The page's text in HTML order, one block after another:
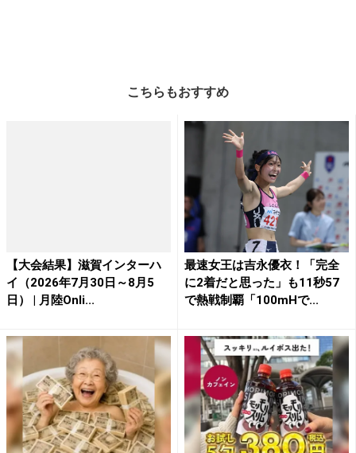
こちらもおすすめ
【大会結果】滋賀インターハ
イ（2026年7月30日～8月5
日） | 月陸Onli...
最速女王は吉永優衣！「完全
に2着だと思った」も11秒57
で熱戦制覇「100mHで...